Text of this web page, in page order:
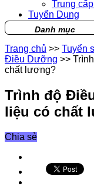
Trung
Tuyển Dụng
Danh mục
Trang chủ >> Tuyển
Điều Dưỡng >>
chất lượng?
Trình độ
liệu có chất
Chia sẻ